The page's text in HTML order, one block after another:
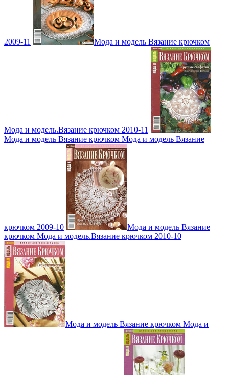
2009-11 Мода и модель Вязание крючком
Мода и модель.Вязание крючком 2010-11
Мода и модель Вязание крючком Мода и модель Вязание
крючком 2009-10
Мода и модель Вязание
крючком Мода и модель.Вязание крючком 2010-10
Мода и модель Вязание крючком Мода и